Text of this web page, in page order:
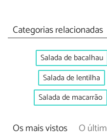
Categorias relacionadas
Salada de bacalhau
Salada de lentilha
Salada de macarrão
Os mais vistos O